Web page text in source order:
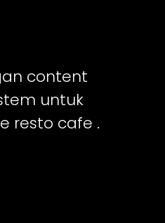
content
untuk
resto cafe .